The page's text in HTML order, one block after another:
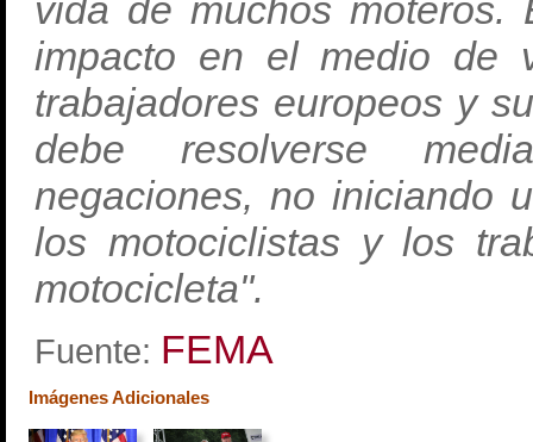
impacto en el medio de
trabajadores europeos y
debe resolverse
negaciones, no iniciando
los motociclistas y los
motocicleta".
Fuente: FEMA
Imágenes Adicionales